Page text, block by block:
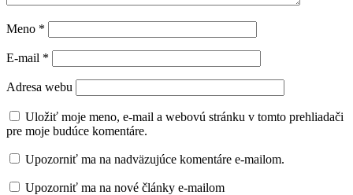
Meno *
E-mail *
Adresa webu
Uložiť moje meno, e-mail a webovú stránku v tomto prehliadači
pre moje budúce komentáre.
Upozorniť ma na nadväzujúce komentáre e-mailom.
Upozorniť ma na nové články e-mailom